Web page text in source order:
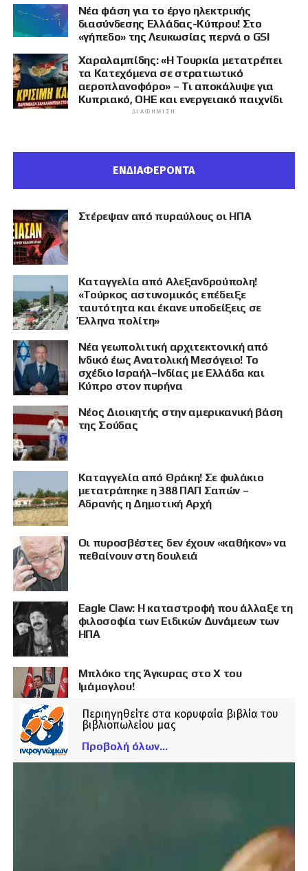
Νέα φάση για το έργο ηλεκτρικής
διασύνδεσης Ελλάδας-Κύπρου! Στο
«γήπεδο» της Λευκωσίας περνά ο GSI
Χαραλαμπίδης: «Η Τουρκία μετατρέπει
τα Κατεχόμενα σε στρατιωτικό
αεροπλανοφόρο» – Τι αποκάλυψε για
Κυπριακό, ΟΗΕ και ενεργειακό παιχνίδι
ΔΙΑΦΉΜΙΣΗ
ΕΝΔΙΑΦΕΡΟΝΤΑ
Στέρεψαν από πυραύλους οι ΗΠΑ
Καταγγελία από Αλεξανδρούπολη!
«Τούρκος αστυνομικός επέδειξε
ταυτότητα και έκανε υποδείξεις σε
Έλληνα πολίτη»
Νέα γεωπολιτική αρχιτεκτονική από
Ινδικό έως Ανατολική Μεσόγειο! Το
σχέδιο Ισραήλ–Ινδίας με Ελλάδα και
Κύπρο στον πυρήνα
Νέος Διοικητής στην αμερικανική βάση
της Σούδας
Καταγγελία από Θράκη! Σε φυλάκιο
μετατράπηκε η 388 ΠΑΠ Σαπών –
Αδρανής η Δημοτική Αρχή
Οι πυροσβέστες δεν έχουν «καθήκον» να
πεθαίνουν στη δουλειά
Eagle Claw: Η καταστροφή που άλλαξε τη
φιλοσοφία των Ειδικών Δυνάμεων των
ΗΠΑ
Μπλόκο της Άγκυρας στο X του
Ιμάμογλου!
Περιηγηθείτε στα κορυφαία βιβλία του
βιβλιοπωλείου μας
Προβολή όλων